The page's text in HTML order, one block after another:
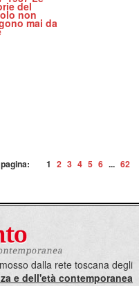
del
non
mai da
pagina: 1 2 3 4 5 6 ... 62
dalla rete toscana degli
e dell'età contemporanea